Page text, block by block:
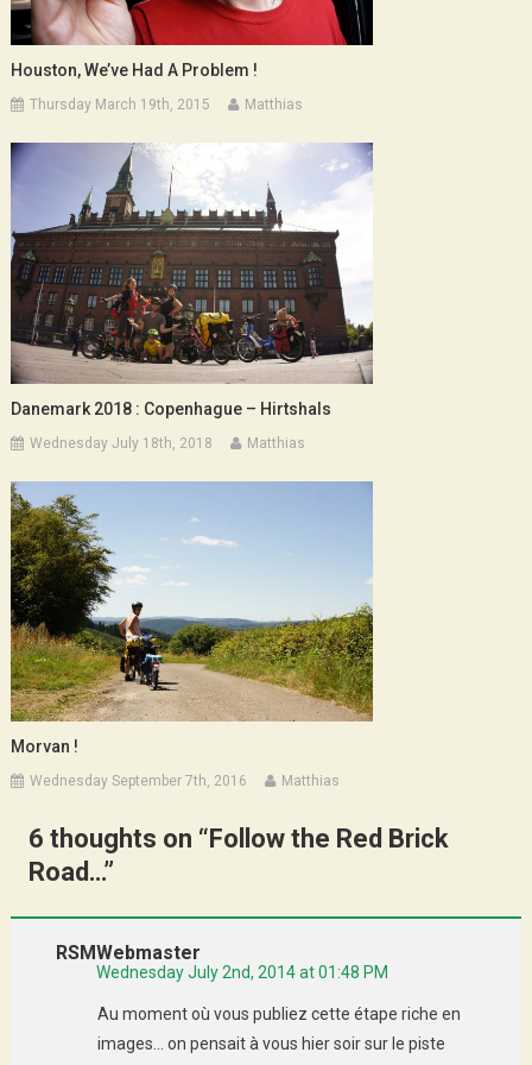
Houston, We’ve Had A Problem !
Thursday March 19th, 2015 Matthias
Danemark 2018 : Copenhague – Hirtshals
Wednesday July 18th, 2018 Matthias
Morvan !
Wednesday September 7th, 2016 Matthias
6 thoughts on “ Follow the Red Brick
Road…”
RSMWebmaster
Wednesday July 2nd, 2014 at 01:48 PM
Au moment où vous publiez cette étape riche en
images… on pensait à vous hier soir sur le piste